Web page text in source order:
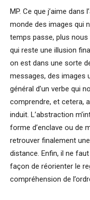
MP. Ce que j’aime
monde des images qui
temps passe, plus
qui reste une illusion
on est dans une sorte
messages, des images
général d’un verbe qui
comprendre, et cetera,
induit. L’abstraction
forme d’enclave ou de
retrouver finalement
distance. Enfin, il ne
façon de réorienter le
compréhension de